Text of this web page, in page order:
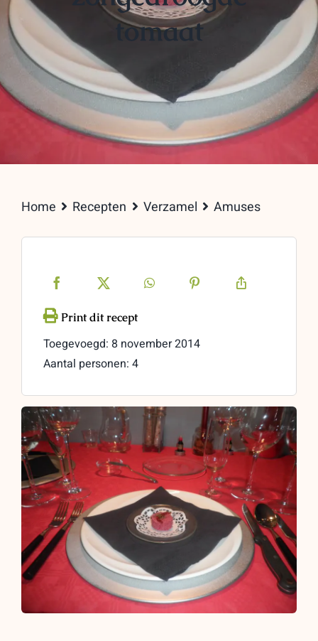
tomaat
Home Recepten Verzamel Amuses
Toegevoegd: 8 november 2014
Aantal personen: 4